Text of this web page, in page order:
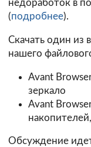
недоработок в
(подробнее).
Скачать один из
нашего
Avant
зеркало
Avant
Обсуждение